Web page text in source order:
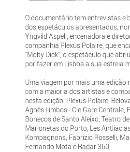
O documentário tem entrevistas e
dos espetáculos apresentados,
Yngvild Aspeli, encenadora e
companhia Plexus Polaire, que
“Moby Dick”, o espetáculo que
por fazer em Lisboa a sua estreia
Uma viagem por mais uma edição
com a maioria dos artistas e
nesta edição: Plexus Polaire,
Agnès Limbos - Cie Gare Centrale,
Bonecos de Santo Aleixo, Teatro
Marionetas do Porto, Les
Kompagnons, Fabrizio Rosselli,
Fernando Mota e Radar 360.